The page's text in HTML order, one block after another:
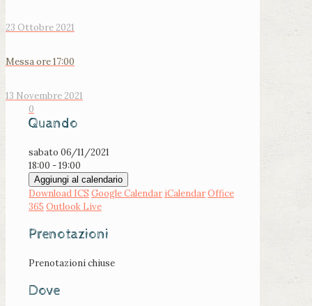
23 Ottobre 2021
Messa ore 17:00
13 Novembre 2021
0
Quando
sabato 06/11/2021
18:00 - 19:00
Aggiungi al calendario
Download ICS Google Calendar iCalendarOffice
365 Outlook Live
Prenotazioni
Prenotazioni chiuse
Dove